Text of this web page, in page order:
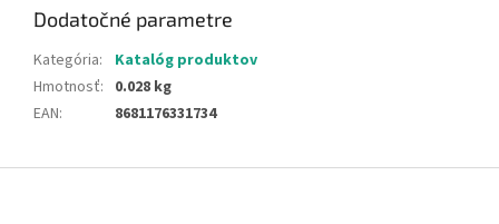
Dodatočné parametre
Kategória:
Katalóg produktov
Hmotnosť: 0.028 kg
EAN: 8681176331734